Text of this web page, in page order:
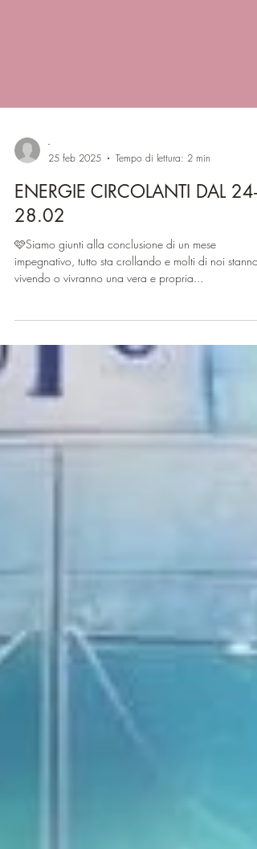
-
25 feb 2025
Tempo di lettura: 2 min
ENERGIE CIRCOLANTI DAL 24-
28.02
🩷Siamo giunti alla conclusione di un mese
vivendo o vivranno una vera e propria...